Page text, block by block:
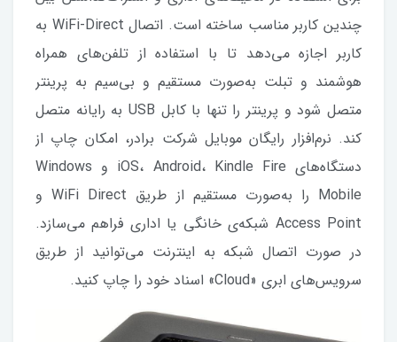
چندین کاربر مناسب ساخته است. اتصال WiFi-Direct به
کاربر اجازه می‌دهد تا با استفاده‌ از تلفن‌های همراه
هوشمند و تبلت به‌صورت مستقیم و بی‌سیم به پرینتر
متصل شود و پرینتر را تنها با کابل USB به رایانه متصل
کند. نرم‌افزار رایگان موبایل شرکت برادر، امکان چاپ از
دستگاه‌های iOS، Android، Kindle Fire و Windows
Mobile را به‌صورت مستقیم از طریق WiFi Direct و
Access Point شبکه‌ی خانگی یا اداری فراهم می‌سازد.
در صورت اتصال شبکه به اینترنت می‌توانید از طریق
سرویس‌های ابری «Cloud» اسناد خود را چاپ کنید.